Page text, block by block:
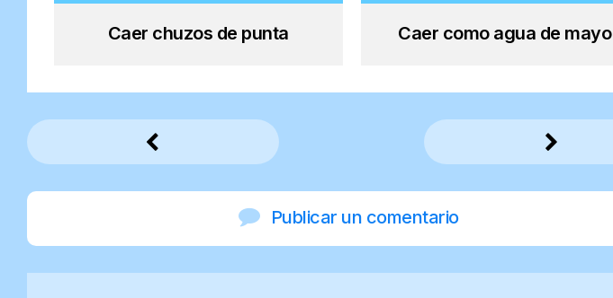
Caer chuzos de punta Caer como agua de mayo
Publicar un comentario